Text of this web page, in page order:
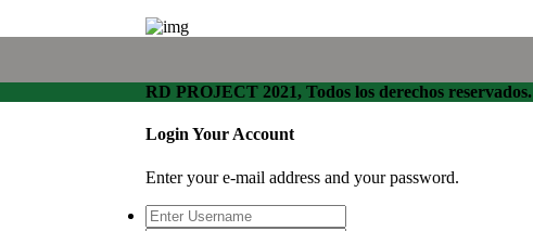
RD PROJECT 2021, Todos los derechos reservados.
Login Your Account
Enter your e-mail address and your password.